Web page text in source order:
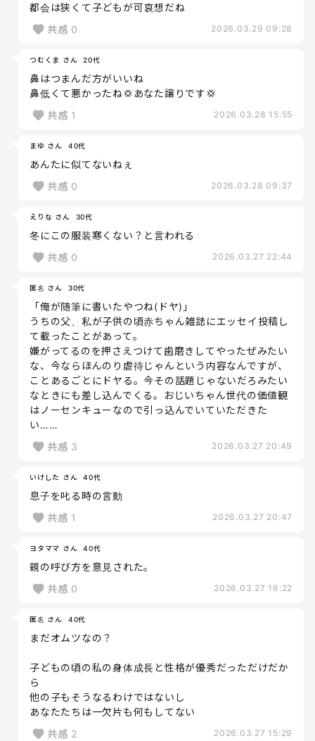
都会は狭くて子どもが可哀想だね
共感 0 2026.03.29 09:28
つむくま さん 20代
鼻はつまんだ方がいいね
鼻低くて悪かったね💢あなた譲りです💢
共感 1 2026.03.28 15:55
まゆ さん 40代
あんたに似てないねぇ
共感 0 2026.03.28 09:37
えりな さん 30代
冬にこの服装寒くない？と言われる
共感 0 2026.03.27 22:44
匿名 さん 30代
「俺が随筆に書いたやつね(ドヤ)」
うちの父、私が子供の頃赤ちゃん雑誌にエッセイ投稿し
て載ったことがあって。
嫌がってるのを押さえつけて歯磨きしてやったぜみたい
な、今ならほんのり虐待じゃんという内容なんですが、
ことあるごとにドヤる。今その話題じゃないだろみたい
なときにも差し込んでくる。おじいちゃん世代の価値観
はノーセンキューなので引っ込んでいていただきた
い……
共感 3 2026.03.27 20:49
いけした さん 40代
息子を叱る時の言動
共感 1 2026.03.27 20:47
ヨタママ さん 40代
親の呼び方を意見された。
共感 0 2026.03.27 16:22
匿名 さん 40代
まだオムツなの？
子どもの頃の私の身体成長と性格が優秀だっただけだか
ら
他の子もそうなるわけではないし
あなたたちは一欠片も何もしてない
共感 2 2026.03.27 15:29